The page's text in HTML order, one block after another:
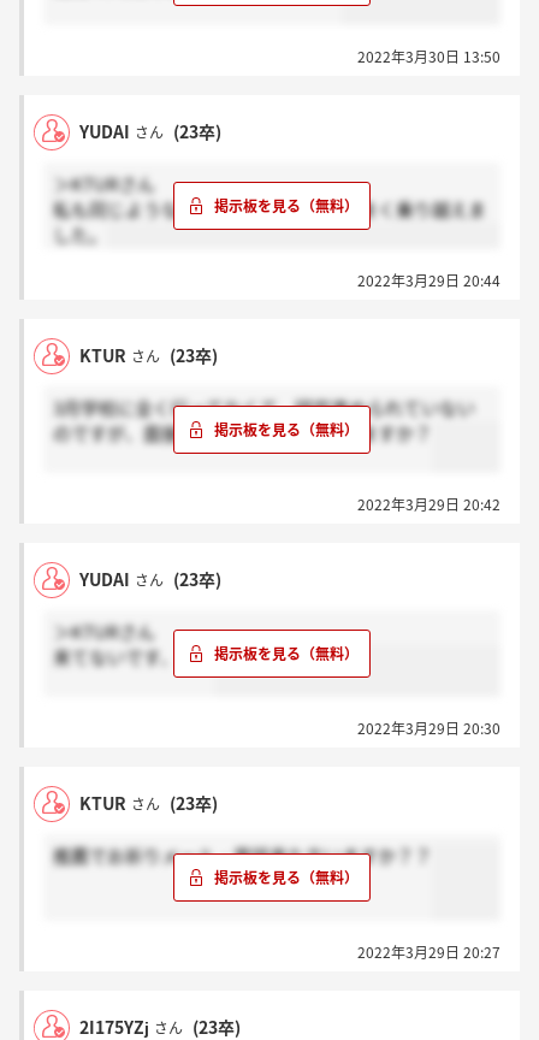
2022年3月30日 13:50
YUDAI さん (23卒)
＞KTURさん
私も同じような状況ですが、面接はうまく乗り越えま
した。
2022年3月29日 20:44
KTUR さん (23卒)
3月学校に全く行ってなくて、研究進められていない
のですが、面接で研究深堀されたりしますか？
2022年3月29日 20:42
YUDAI さん (23卒)
＞KTURさん
来てないです、、、
2022年3月29日 20:30
KTUR さん (23卒)
推薦でお祈りメール・電話来た方いますか？？
2022年3月29日 20:27
2I175YZj さん (23卒)